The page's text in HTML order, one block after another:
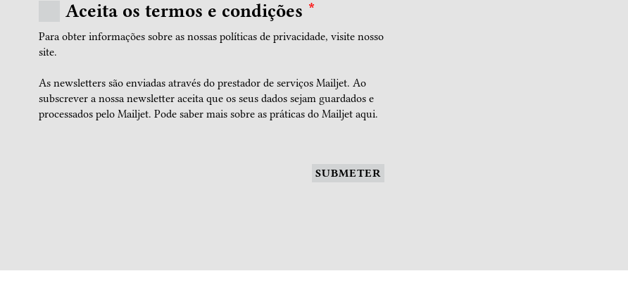
Aceita os termos e condições *
Para obter informações sobre as nossas políticas de privacidade, visite nosso
site.
As newsletters são enviadas através do prestador de serviços Mailjet. Ao
subscrever a nossa newsletter aceita que os seus dados sejam guardados e
processados pelo Mailjet. Pode saber mais sobre as práticas do Mailjet aqui.
SUBMETER